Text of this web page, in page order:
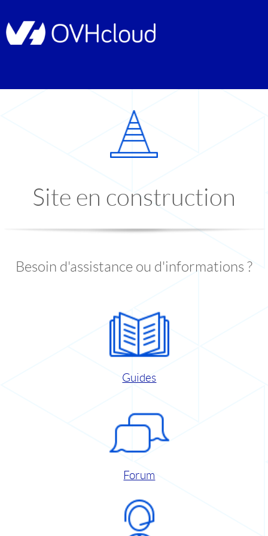
Site en construction
Besoin d'assistance ou d'informations ?
Guides
Forum